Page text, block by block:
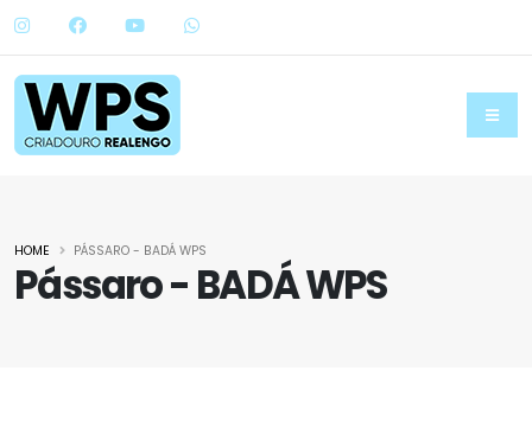
Pássaro - BADÁ WPS
HOME PÁSSARO - BADÁ WPS